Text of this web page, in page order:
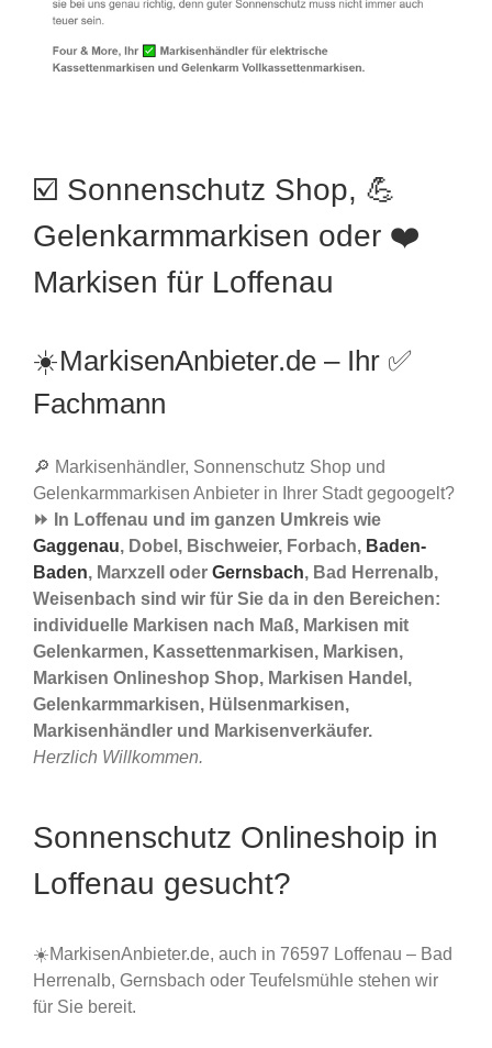
☑️ Sonnenschutz Shop, 💪
Gelenkarmmarkisen oder ❤️
Markisen für Loffenau
☀️MarkisenAnbieter.de – Ihr ✅
Fachmann
🔎 Markisenhändler, Sonnenschutz Shop und
Gelenkarmmarkisen Anbieter in Ihrer Stadt gegoogelt?
⏩ In Loffenau und im ganzen Umkreis wie
Gaggenau, Dobel, Bischweier, Forbach, Baden-
Baden, Marxzell oder Gernsbach, Bad Herrenalb,
Weisenbach sind wir für Sie da in den Bereichen:
individuelle Markisen nach Maß, Markisen mit
Gelenkarmen, Kassettenmarkisen, Markisen,
Markisen Onlineshop Shop, Markisen Handel,
Gelenkarmmarkisen, Hülsenmarkisen,
Markisenhändler und Markisenverkäufer.
Herzlich Willkommen.
Sonnenschutz Onlineshoip in
Loffenau gesucht?
☀️MarkisenAnbieter.de, auch in 76597 Loffenau – Bad
Herrenalb, Gernsbach oder Teufelsmühle stehen wir
für Sie bereit.